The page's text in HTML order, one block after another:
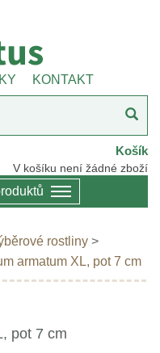
KONTAKT
Košík
V košíku není žádné zboží
rostliny >
armatum XL, pot 7 cm
pot 7 cm